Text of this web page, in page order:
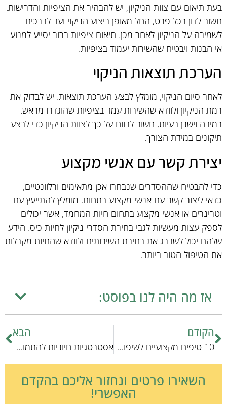
בעת תיאום עם צוות הניקיון, יש להבהיר את הציפיות והדרישות.
חשוב לדון בכל פרט, החל מאופן ביצוע הניקוי ועד לדרכים
לשמירה על הניקיון לאחר מכן. תיאום ציפיות ברור יסייע למנוע
אי הבנות ויבטיח שהשירות יעמוד בציפיות.
הערכת תוצאות הניקוי
לאחר סיום הניקוי, מומלץ לבצע הערכת תוצאות. יש לבדוק את
רמת הניקיון ולוודא שהשירות עמד בציפיות שהוגדרו מראש.
במידה וישנן בעיות, חשוב לדווח על כך לצוות הניקיון כדי לבצע
תיקונים במידת הצורך.
יצירת קשר עם אנשי מקצוע
כדי להבטיח שההסדרים שנבחרו אכן מתאימים ורלוונטיים,
כדאי ליצור קשר עם אנשי מקצוע בתחום. מומלץ להתייעץ עם
וטרינרים או אנשי מקצוע בתחום חיות המחמד, אשר יכולים
לספק עצות מעשיות לגבי בחירת הסדרי ניקיון לחיות כיס. הידע
שלהם יכול לשדרג את בחירת השירותים ולוודא שהחיות מקבלות
את הטיפול הטוב ביותר.
אז מה היה לנו בפוסט:
הקודם
10 טיפים מקצועיים לשיפור טיפול תזונתי
הבא
אסטרטגיות חיוניות להתמודדות עם החתולים המהירים ושיקומם המוצלח
השאירו פרטים ונחזור אליכם בהקדם
האפשרי!